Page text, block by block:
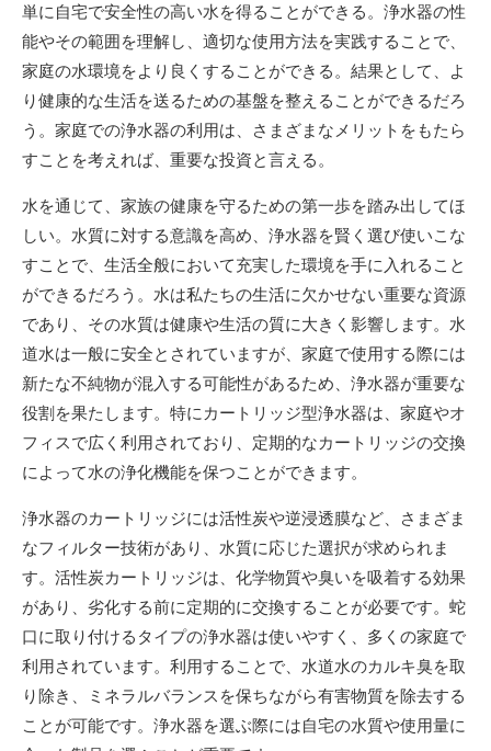
単に自宅で安全性の高い水を得ることができる。浄水器の性
能やその範囲を理解し、適切な使用方法を実践することで、
家庭の水環境をより良くすることができる。結果として、よ
り健康的な生活を送るための基盤を整えることができるだろ
う。家庭での浄水器の利用は、さまざまなメリットをもたら
すことを考えれば、重要な投資と言える。
水を通じて、家族の健康を守るための第一歩を踏み出してほ
しい。水質に対する意識を高め、浄水器を賢く選び使いこな
すことで、生活全般において充実した環境を手に入れること
ができるだろう。水は私たちの生活に欠かせない重要な資源
であり、その水質は健康や生活の質に大きく影響します。水
道水は一般に安全とされていますが、家庭で使用する際には
新たな不純物が混入する可能性があるため、浄水器が重要な
役割を果たします。特にカートリッジ型浄水器は、家庭やオ
フィスで広く利用されており、定期的なカートリッジの交換
によって水の浄化機能を保つことができます。
浄水器のカートリッジには活性炭や逆浸透膜など、さまざま
なフィルター技術があり、水質に応じた選択が求められま
す。活性炭カートリッジは、化学物質や臭いを吸着する効果
があり、劣化する前に定期的に交換することが必要です。蛇
口に取り付けるタイプの浄水器は使いやすく、多くの家庭で
利用されています。利用することで、水道水のカルキ臭を取
り除き、ミネラルバランスを保ちながら有害物質を除去する
ことが可能です。浄水器を選ぶ際には自宅の水質や使用量に